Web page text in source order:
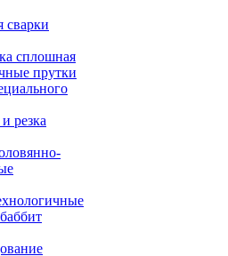
сварки
сплошная
прутки
резка